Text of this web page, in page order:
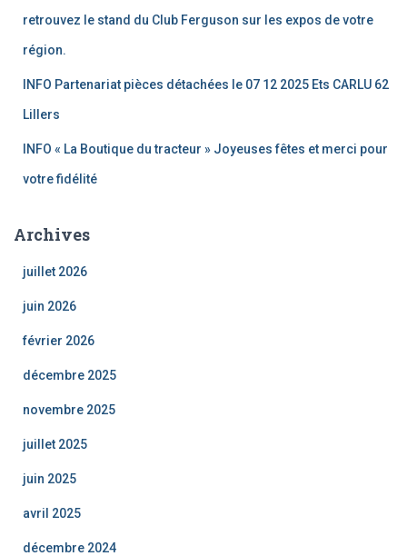
retrouvez le stand du Club Ferguson sur les expos de votre
région.
INFO Partenariat pièces détachées le 07 12 2025 Ets CARLU 62
Lillers
INFO « La Boutique du tracteur » Joyeuses fêtes et merci pour
votre fidélité
Archives
juillet 2026
juin 2026
février 2026
décembre 2025
novembre 2025
juillet 2025
juin 2025
avril 2025
décembre 2024